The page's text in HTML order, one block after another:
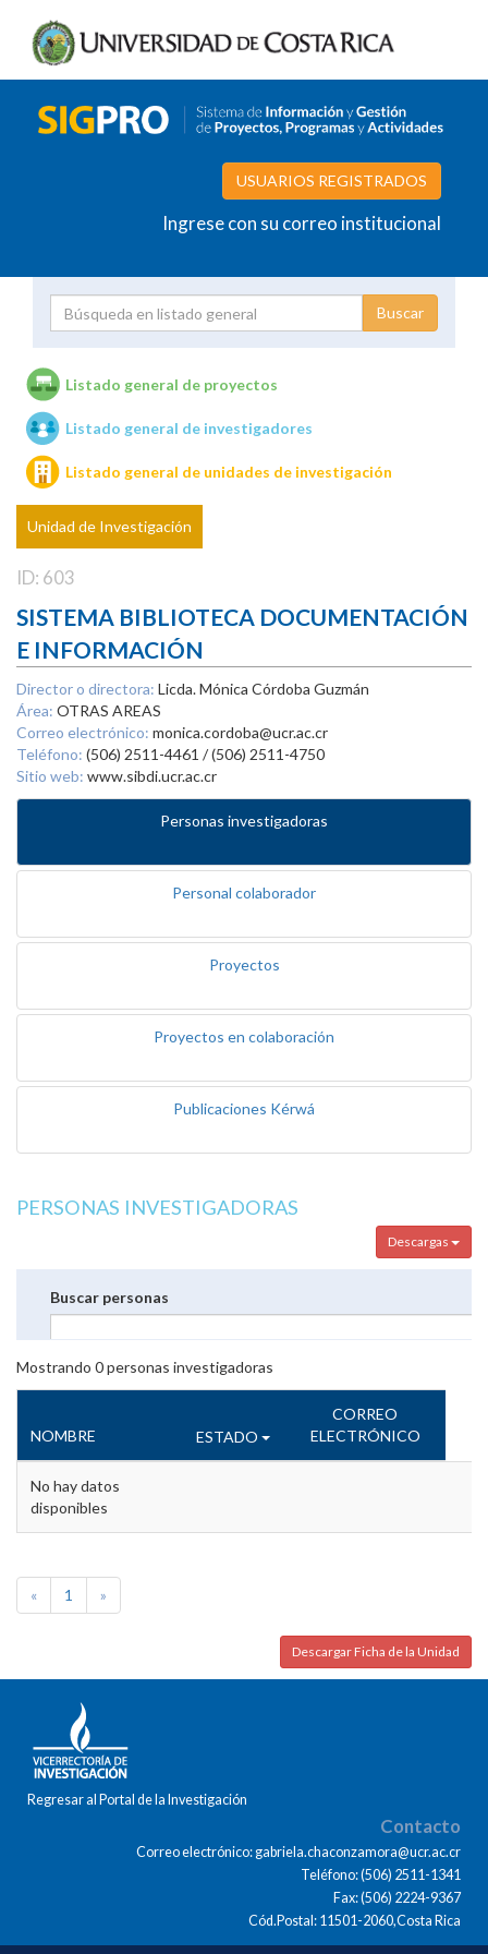
USUARIOS REGISTRADOS
Ingrese con su correo institucional
Unidades de investigación
Listado general de proyectos
Listado general de investigadores
Listado general de unidades de investigación
Unidad de Investigación
ID: 603
SISTEMA BIBLIOTECA DOCUMENTACIÓN
E INFORMACIÓN
Director o directora: Licda. Mónica Córdoba Guzmán
Área: OTRAS AREAS
Correo electrónico: monica.cordoba@ucr.ac.cr
Teléfono: (506) 2511-4461 / (506) 2511-4750
Sitio web: www.sibdi.ucr.ac.cr
Personas investigadoras
Personal colaborador
Proyectos
Proyectos en colaboración
Publicaciones Kérwá
PERSONAS INVESTIGADORAS
Descargas
Buscar personas
Mostrando 0personas investigadoras
NOMBRE ESTADO
CORREO
ELECTRÓNICO
No hay datos
disponibles
« 1 »
Descargar Ficha de la Unidad
Regresar al Portal de la Investigación
Contacto
Correo electrónico: gabriela.chaconzamora@ucr.ac.cr
Teléfono: (506) 2511-1341
Fax: (506) 2224-9367
Cód.Postal: 11501-2060,Costa Rica